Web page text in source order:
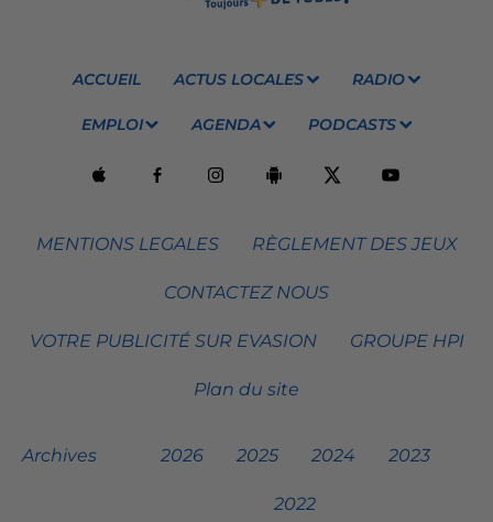
ACCUEIL ACTUS LOCALES RADIO
EMPLOI AGENDA PODCASTS
MENTIONS LEGALES RÈGLEMENT DES JEUX
CONTACTEZ NOUS
VOTRE PUBLICITÉ SUR EVASION GROUPE HPI
Plan du site
Archives 2026 2025 2024 2023
2022